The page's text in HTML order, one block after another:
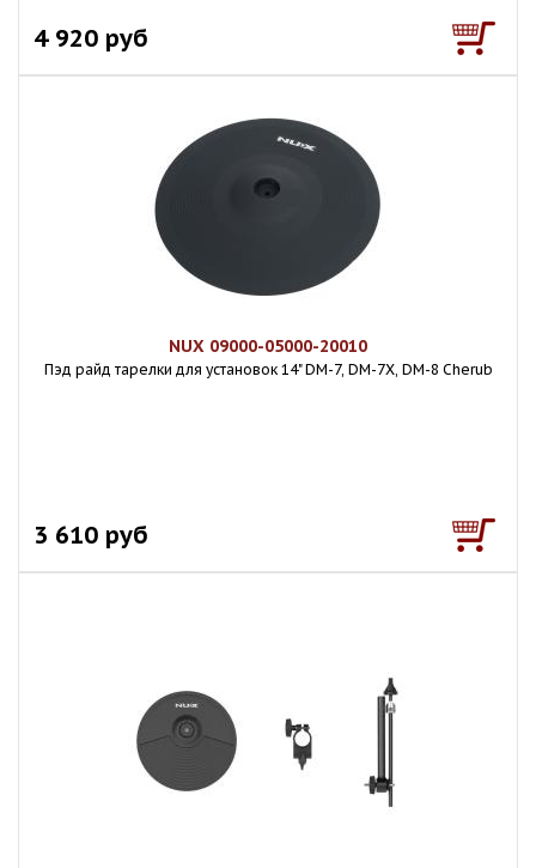
4 920 руб
NUX 09000-05000-20010
Пэд райд тарелки для установок 14" DM-7, DM-7X, DM-8 Cherub
3 610 руб